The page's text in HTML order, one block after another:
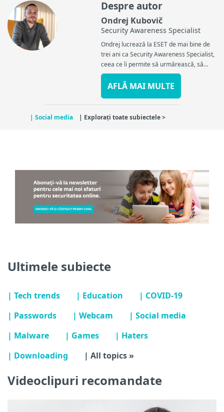
Despre autor
Ondrej Kubovič
Security Awareness Specialist
Ondrej lucrează la ESET de mai bine de
trei ani ca Security Awareness Specialist,
ceea ce îi permite să urmărească, să
scrie și să vorbească despre cele mai
recente amenințări în materie de
securitate cibernetică...
AFLĂ MAI MULTE
| Social media | Explorați toate subiectele >
Ultimele subiecte
| Tech trends | Education
| COVID-19
| Passwords
| Webcam
| Social media
| Malware
| Games
| Haters
| Downloading
| All topics »
Videoclipuri recomandate